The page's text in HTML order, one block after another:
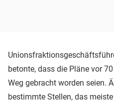
betonte, dass die Pläne vor
Weg gebracht worden seien.
bestimmte Stellen, das